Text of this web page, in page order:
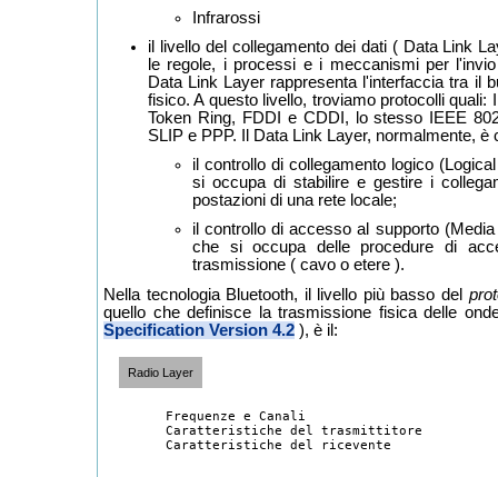
Infrarossi
il livello del collegamento dei dati ( Data Link
le regole, i processi e i meccanismi per
Data Link Layer rappresenta l'interfaccia tra il
fisico. A questo livello, troviamo protocolli quali:
Token Ring, FDDI e CDDI, lo stesso IEEE
SLIP e PPP. Il Data Link Layer, normalmente, è
il controllo di collegamento logico
si occupa di stabilire e gestire i
postazioni di una rete locale;
il controllo di accesso al supporto
che si occupa delle procedure di
trasmissione ( cavo o etere ).
Nella tecnologia Bluetooth, il livello più basso del
quello che definisce la trasmissione fisica delle
Specification Version 4.2 ), è il:
Radio Layer